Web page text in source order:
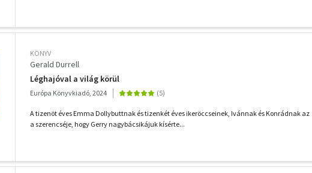
KÖNYV
Gerald Durrell
Léghajóval a világ körül
Európa Könyvkiadó, 2024
A tizenöt éves Emma Dollybuttnak és tizenkét éves ikeröccseinek, Ivánnak és Konrádnak az
a szerencséje, hogy Gerry nagybácsikájuk kísérte...